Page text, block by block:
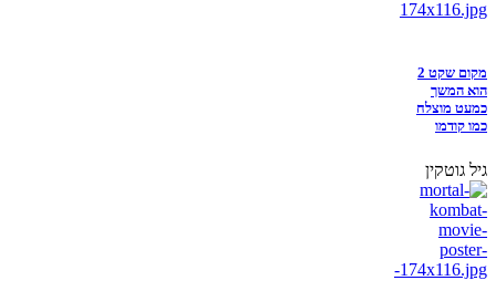
מקום שקט 2
הוא המשך
כמעט מוצלח
כמו קודמו
גיל גוטקין